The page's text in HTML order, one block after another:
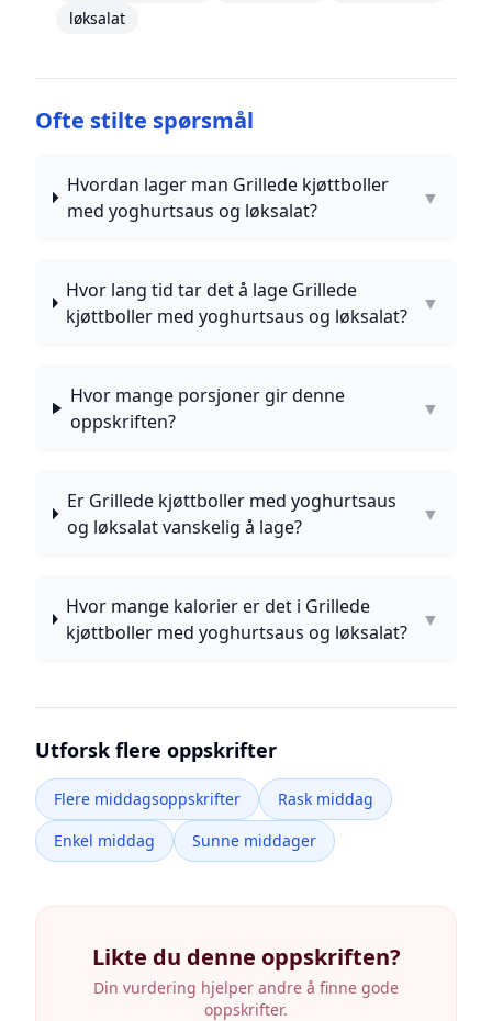
løksalat
Ofte stilte spørsmål
Hvordan lager man Grillede kjøttboller
med yoghurtsaus og løksalat?
▼
Hvor lang tid tar det å lage Grillede
kjøttboller med yoghurtsaus og løksalat?
▼
Hvor mange porsjoner gir denne
oppskriften?
▼
Er Grillede kjøttboller med yoghurtsaus
og løksalat vanskelig å lage?
▼
Hvor mange kalorier er det i Grillede
kjøttboller med yoghurtsaus og løksalat?
▼
Utforsk flere oppskrifter
Flere middagsoppskrifter
Rask middag
Enkel middag
Sunne middager
Likte du denne oppskriften?
Din vurdering hjelper andre å finne gode
oppskrifter.